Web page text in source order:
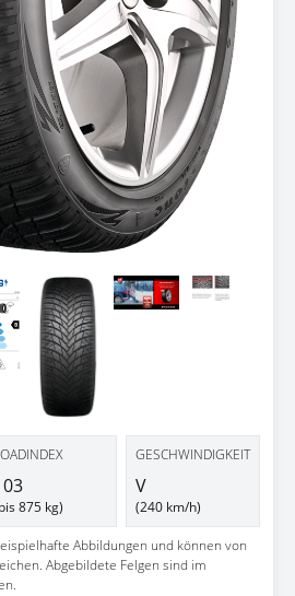
875 kg)
GESCHWINDIGKEIT
V
(240 km/h)
Abbildungen und können von
Abgebildete Felgen sind im